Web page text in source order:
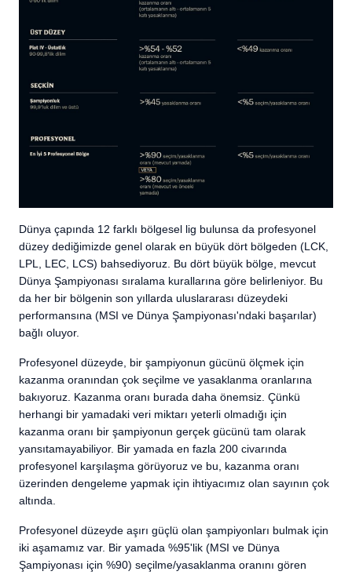
Dünya çapında 12 farklı bölgesel lig bulunsa da profesyonel
düzey dediğimizde genel olarak en büyük dört bölgeden (LCK,
LPL, LEC, LCS) bahsediyoruz. Bu dört büyük bölge, mevcut
Dünya Şampiyonası sıralama kurallarına göre belirleniyor. Bu
da her bir bölgenin son yıllarda uluslararası düzeydeki
performansına (MSI ve Dünya Şampiyonası'ndaki başarılar)
bağlı oluyor.
Profesyonel düzeyde, bir şampiyonun gücünü ölçmek için
kazanma oranından çok seçilme ve yasaklanma oranlarına
bakıyoruz. Kazanma oranı burada daha önemsiz. Çünkü
herhangi bir yamadaki veri miktarı yeterli olmadığı için
kazanma oranı bir şampiyonun gerçek gücünü tam olarak
yansıtamayabiliyor. Bir yamada en fazla 200 civarında
profesyonel karşılaşma görüyoruz ve bu, kazanma oranı
üzerinden dengeleme yapmak için ihtiyacımız olan sayının çok
altında.
Profesyonel düzeyde aşırı güçlü olan şampiyonları bulmak için
iki aşamamız var. Bir yamada %95'lik (MSI ve Dünya
Şampiyonası için %90) seçilme/yasaklanma oranını gören